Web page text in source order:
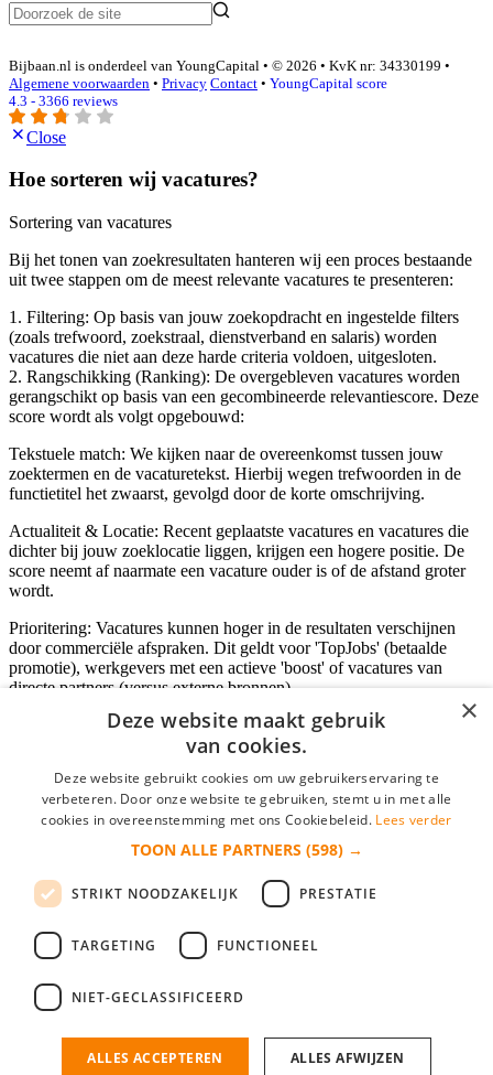
Bijbaan.nl is onderdeel van YoungCapital • © 2026 • KvK nr: 34330199 •
Algemene voorwaarden • Privacy Contact • YoungCapital score
4.3 - 3366 reviews
Close
Hoe sorteren wij vacatures?
Sortering van vacatures
Bij het tonen van zoekresultaten hanteren wij een proces bestaande
uit twee stappen om de meest relevante vacatures te presenteren:
1. Filtering: Op basis van jouw zoekopdracht en ingestelde filters
(zoals trefwoord, zoekstraal, dienstverband en salaris) worden
vacatures die niet aan deze harde criteria voldoen, uitgesloten.
2. Rangschikking (Ranking): De overgebleven vacatures worden
gerangschikt op basis van een gecombineerde relevantiescore. Deze
score wordt als volgt opgebouwd:
Tekstuele match: We kijken naar de overeenkomst tussen jouw
zoektermen en de vacaturetekst. Hierbij wegen trefwoorden in de
functietitel het zwaarst, gevolgd door de korte omschrijving.
Actualiteit & Locatie: Recent geplaatste vacatures en vacatures die
dichter bij jouw zoeklocatie liggen, krijgen een hogere positie. De
score neemt af naarmate een vacature ouder is of de afstand groter
wordt.
Prioritering: Vacatures kunnen hoger in de resultaten verschijnen
door commerciële afspraken. Dit geldt voor 'TopJobs' (betaalde
promotie), werkgevers met een actieve 'boost' of vacatures van
directe partners (versus externe bronnen).
Inloggen als bedrijf
*
login gegevens onthouden
login
Bedrijf aanmelden
nieuwe collega/werknemer zo gevonden!
×
Deze website maakt gebruik
van cookies.
Deze website gebruikt cookies om uw gebruikerservaring te
verbeteren. Door onze website te gebruiken, stemt u in met alle
cookies in overeenstemming met ons Cookiebeleid. Lees verder
TOON ALLE PARTNERS (598) →
STRIKT NOODZAKELIJK PRESTATIE
TARGETING FUNCTIONEEL
NIET-GECLASSIFICEERD
ALLES ACCEPTEREN ALLES AFWIJZEN